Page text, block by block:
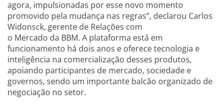
agora, impulsionadas por esse novo momento
promovido pela mudança nas regras”, declarou Carlos
Widonsck, gerente de Relações com
o Mercado da BBM. A plataforma está em
funcionamento há dois anos e oferece tecnologia e
inteligência na comercialização desses produtos,
apoiando participantes de mercado, sociedade e
governos, sendo um importante balcão organizado de
negociação no setor.